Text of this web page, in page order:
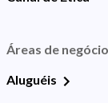
Áreas de negócio
Aluguéis